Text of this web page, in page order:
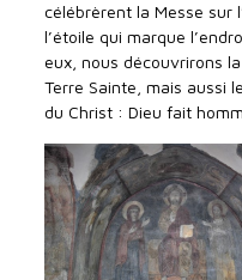
célébrèrent la Messe sur
l’étoile qui marque
eux, nous découvrirons
Terre Sainte, mais aussi
du Christ : Dieu fait